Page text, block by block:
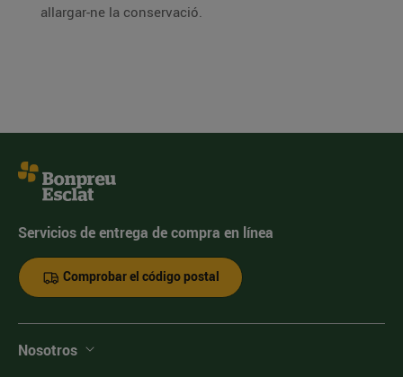
allargar-ne la conservació.
Servicios de entrega de compra en línea
Comprobar el código postal
Nosotros